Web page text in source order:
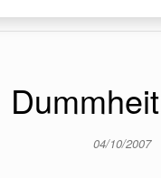
04/10/2007